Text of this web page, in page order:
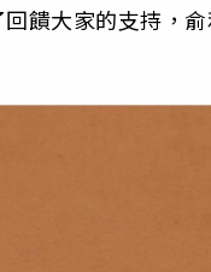
饋大家的支持，